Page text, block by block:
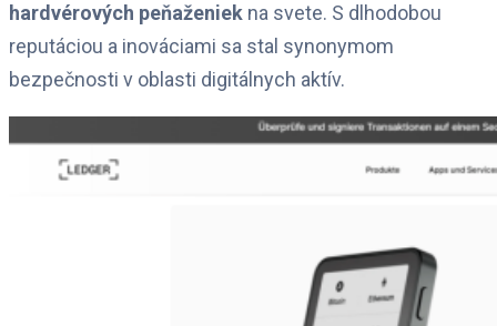
hardvérových peňaženiek na svete. S dlhodobou
reputáciou a inováciami sa stal synonymom
bezpečnosti v oblasti digitálnych aktív.